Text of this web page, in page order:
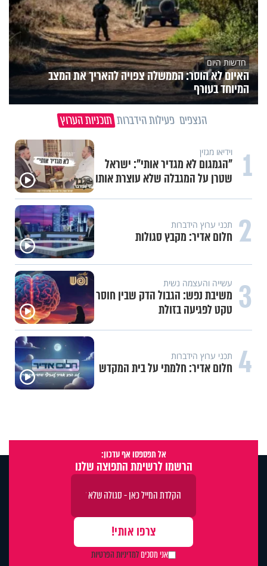
חדשות היום
האיום לא הוסר: הממשלה צפויה להאריך את המצב
המיוחד בעורף
הנצפים פעילות הידברות תוכניות הערוץ
1 וידיאו מגזין
"הגמגום לא מגדיר אותי": ישראל
שטרן על המגבלה שלא עוצרת אותו
2 תכני ערוץ הידברות
חלום אדיר: מקבץ סגולות
3 עשייה והעצמה נשית
משיבת נפש: הגבול הדק שבין חוסר
טקט לפגיעה בזולת
4 תכני ערוץ הידברות
חלום אדיר: חלמתי על בית המקדש
אל תפספסו אף עדכון:
הרשמו לרשימת התפוצה שלנו
אני מסכיםלמדיניות הפרטיות